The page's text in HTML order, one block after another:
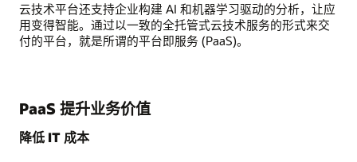
云技术平台还支持企业构建 AI 和机器学习驱动的分析，让应
用变得智能。通过以一致的全托管式云技术服务的形式来交
付的平台，就是所谓的平台即服务 (PaaS)。
PaaS 提升业务价值
降低 IT 成本